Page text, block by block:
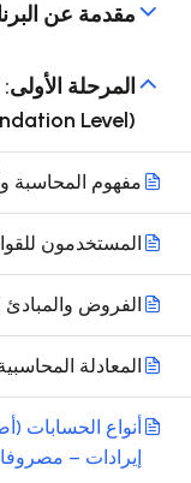
مقدمة عن
المرحلة
(Foundation Level)
مفهوم المحاسبة
المستخدمون
الفروض والمبادئ
المعادلة
أنواع
إيرادات –